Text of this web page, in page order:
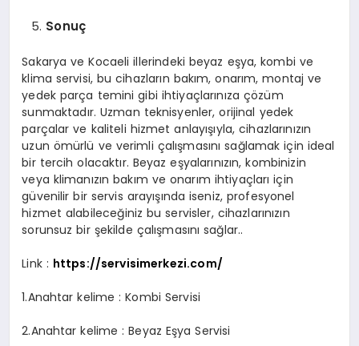
Sonuç
Sakarya ve Kocaeli illerindeki beyaz eşya, kombi ve
klima servisi, bu cihazların bakım, onarım, montaj ve
yedek parça temini gibi ihtiyaçlarınıza çözüm
sunmaktadır. Uzman teknisyenler, orijinal yedek
parçalar ve kaliteli hizmet anlayışıyla, cihazlarınızın
uzun ömürlü ve verimli çalışmasını sağlamak için ideal
bir tercih olacaktır. Beyaz eşyalarınızın, kombinizin
veya klimanızın bakım ve onarım ihtiyaçları için
güvenilir bir servis arayışında iseniz, profesyonel
hizmet alabileceğiniz bu servisler, cihazlarınızın
sorunsuz bir şekilde çalışmasını sağlar..
Link : https://servisimerkezi.com/
1.Anahtar kelime : Kombi Servisi
2.Anahtar kelime : Beyaz Eşya Servisi